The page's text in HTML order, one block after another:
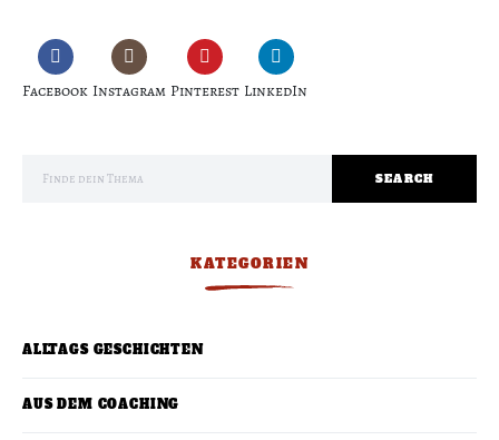
Facebook Instagram Pinterest LinkedIn
SEARCH
KATEGORIEN
ALLTAGS GESCHICHTEN
AUS DEM COACHING